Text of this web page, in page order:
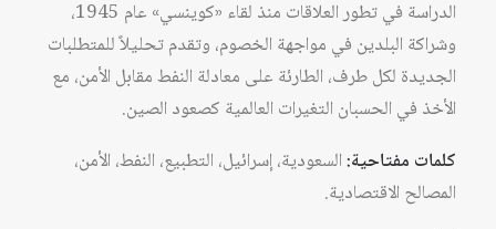
الدراسة في تطور العلاقات منذ لقاء «كوينسي» عام 1945،
وشراكة البلدين في مواجهة الخصوم، وتقدم تحليلاً للمتطلبات
الجديدة لكل طرف، الطارئة على معادلة النفط مقابل الأمن، مع
الأخذ في الحسبان التغيرات العالمية كصعود الصين.
كلمات مفتاحية:السعودية، إسرائيل، التطبيع، النفط، الأمن،
المصالح الاقتصادية.